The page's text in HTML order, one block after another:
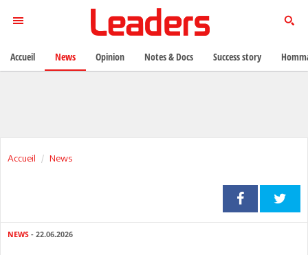
Accueil News
NEWS - 22.06.2026
Accueil News Opinion Notes & Docs Success story